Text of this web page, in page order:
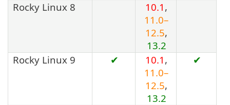
Rocky Linux 8 10.1 ,
11.0–
12.5,
13.2
Rocky Linux 9
✔ 10.1 ,
11.0–
12.5,
13.2
✔